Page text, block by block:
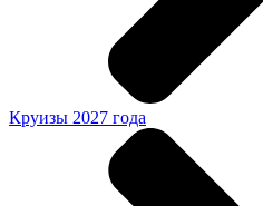
Круизы 2027 года